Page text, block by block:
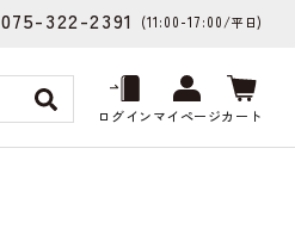
075-322-2391 (11:00-17:00/平日)
ログインマイページカート